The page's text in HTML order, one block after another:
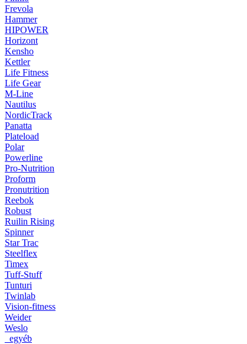
Frevola
Hammer
HIPOWER
Horizont
Kensho
Kettler
Life Fitness
Life Gear
M-Line
Nautilus
NordicTrack
Panatta
Plateload
Polar
Powerline
Pro-Nutrition
Proform
Pronutrition
Reebok
Robust
Ruilin Rising
Spinner
Star Trac
Steelflex
Timex
Tuff-Stuff
Tunturi
Twinlab
Vision-fitness
Weider
Weslo
_egyéb